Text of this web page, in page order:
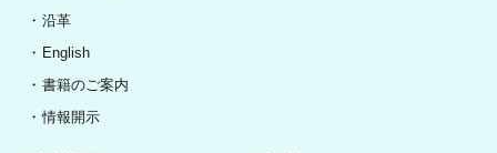
沿革
English
書籍のご案内
情報開示